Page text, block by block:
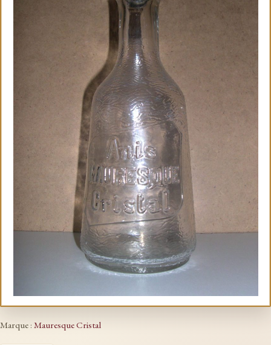
Marque : Mauresque Cristal